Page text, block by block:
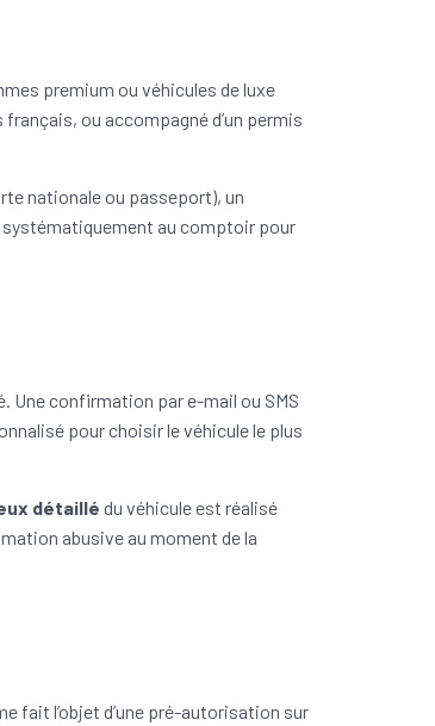
premium ou véhicules de luxe
ou accompagné d’un permis
nationale ou passeport), un
systématiquement au comptoir pour
Une confirmation par e-mail ou SMS
pour choisir le véhicule le plus
détaillé du véhicule est réalisé
abusive au moment de la
fait l’objet d’une pré-autorisation sur